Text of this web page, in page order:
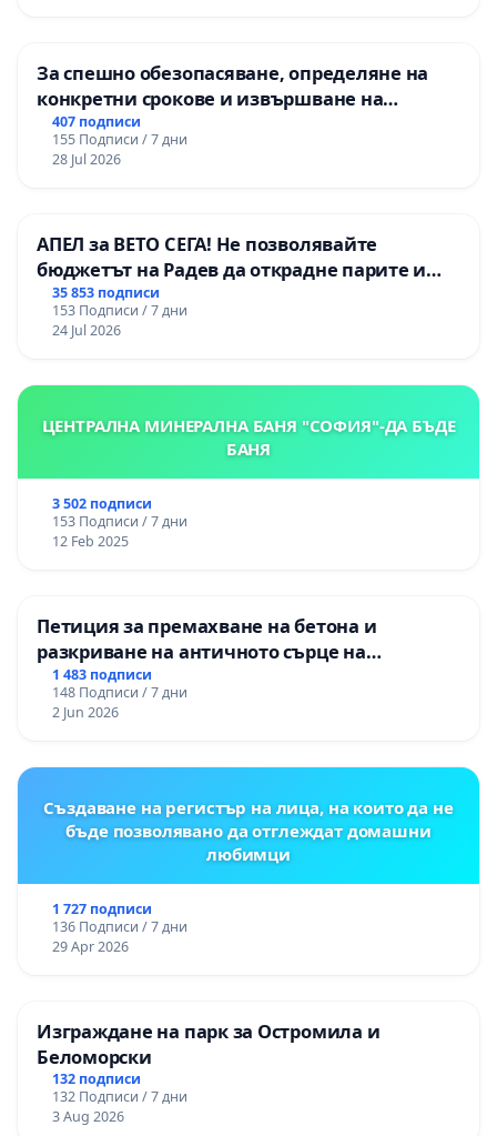
За спешно обезопасяване, определяне на
конкретни срокове и извършване на
цялостна рехабилитация на
републиканския път между пътен възел АМ
„Тракия“ - гр. Ихтиман - с. Мирово - к.к.
407 подписи
155 Подписи / 7 дни
28 Jul 2026
АПЕЛ за ВЕТО СЕГА! Не позволявайте
бюджетът на Радев да открадне парите и
правата ни в тъмното
35 853 подписи
153 Подписи / 7 дни
24 Jul 2026
ЦЕНТРАЛНА МИНЕРАЛНА БАНЯ "СОФИЯ"-ДА БЪДЕ
БАНЯ
3 502 подписи
153 Подписи / 7 дни
12 Feb 2025
Петиция за премахване на бетона и
разкриване на античното сърце на
Могиланската могила във Враца
1 483 подписи
148 Подписи / 7 дни
2 Jun 2026
Създаване на регистър на лица, на които да не
бъде позволявано да отглеждат домашни
любимци
1 727 подписи
136 Подписи / 7 дни
29 Apr 2026
Изграждане на парк за Остромила и
Беломорски
132 подписи
132 Подписи / 7 дни
3 Aug 2026